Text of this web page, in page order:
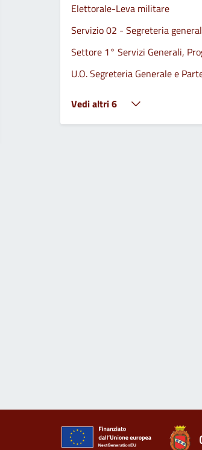
Elettorale-Leva militare
Servizio 02 - Segreteria
Settore 1° Servizi Generali,
U.O. Segreteria Generale e
Vedi altri 6